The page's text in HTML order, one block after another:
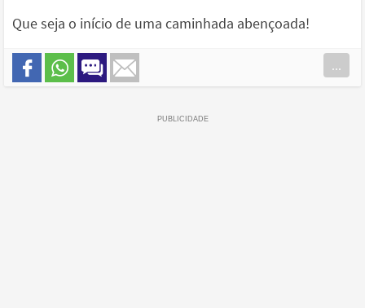
Que seja o início de uma caminhada abençoada!
...